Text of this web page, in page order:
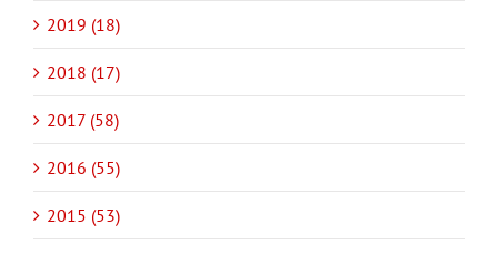
2019 (18)
2018 (17)
2017 (58)
2016 (55)
2015 (53)